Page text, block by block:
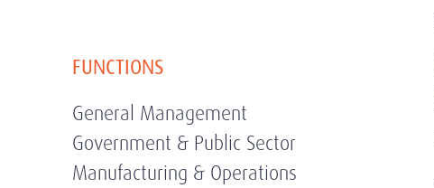
FUNCTIONS
General Management
Government & Public Sector
Manufacturing & Operations